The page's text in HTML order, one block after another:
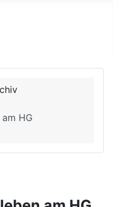
HG